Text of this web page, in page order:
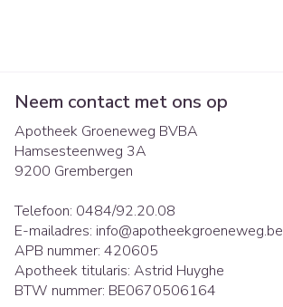
Neem contact met ons op
Apotheek Groeneweg BVBA
Hamsesteenweg 3A
9200 Grembergen
Telefoon: 0484/92.20.08
E-mailadres: info@apotheekgroeneweg.be
APB nummer: 420605
Apotheek titularis: Astrid Huyghe
BTW nummer: BE0670506164